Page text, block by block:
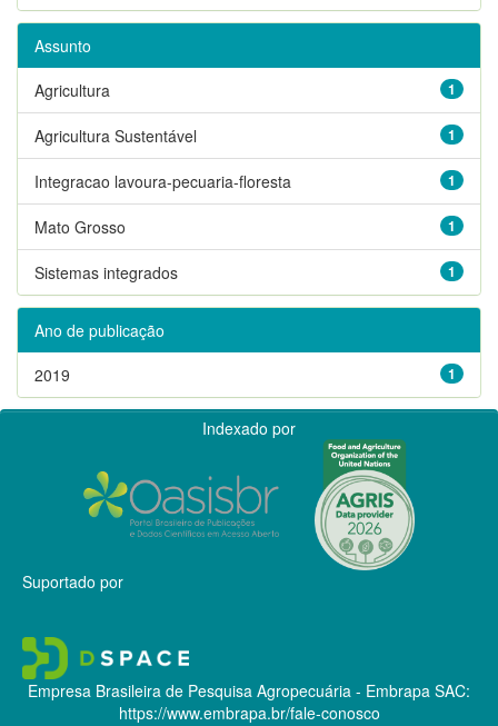
Assunto
1
Agricultura
1
Agricultura Sustentável
1
Integracao lavoura-pecuaria-floresta
1
Mato Grosso
1
Sistemas integrados
Ano de publicação
1
2019
Indexado por
Suportado por
Empresa Brasileira de Pesquisa Agropecuária - Embrapa SAC:
https://www.embrapa.br/fale-conosco